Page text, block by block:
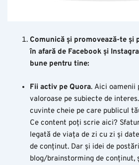
Comunică și promovează-te și
în afară de Facebook și
bune pentru tine:
Fii activ pe Quora. Aici oamenii
valoroase pe subiecte de
cuvinte cheie pe care publicul
Ce content poți scrie aici?
legată de viața de zi cu zi și d
de conținut. Dar și idei de
blog/brainstorming de conținut,